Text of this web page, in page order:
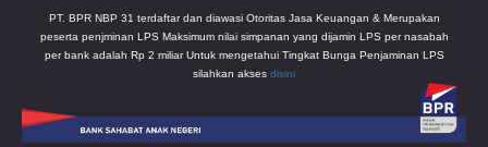
PT. BPR NBP 31 terdaftar dan diawasi Otoritas Jasa Keuangan & Merupakan
peserta penjminan LPS Maksimum nilai simpanan yang dijamin LPS per nasabah
per bank adalah Rp 2 miliar Untuk mengetahui Tingkat Bunga Penjaminan LPS
silahkan akses disini